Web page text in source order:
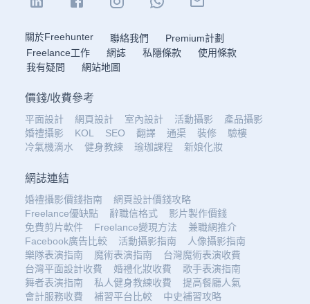
關於Freehunter 聯絡我們
Premium計劃
Freelance工作
網誌 私隱條款
使用條款
我有疑問
網站地圖
價錢/收費參考
平面設計 網頁設計 室內設計 活動攝影
產品攝影
婚禮攝影
KOL SEO 翻譯 通渠 裝修
驗樓
冷氣機滴水
健身教練 瑜珈課程 新娘化妝
網誌連結
婚禮攝影價錢指南
網頁設計價錢攻略
Freelance優缺點
辭職信格式
影片製作價錢
免費剪片軟件
Freelance變現方法
兼職網推介
Facebook廣告比較
活動攝影指南
人像攝影指南
樂隊表演指南
魔術表演指南
台灣魔術表演收費
台灣平面設計收費
婚禮化妝收費
歌手表演指南
舞者表演指南
私人健身教練收費
提高餐廳人氣
會計服務收費
補習平台比較
中史補習攻略